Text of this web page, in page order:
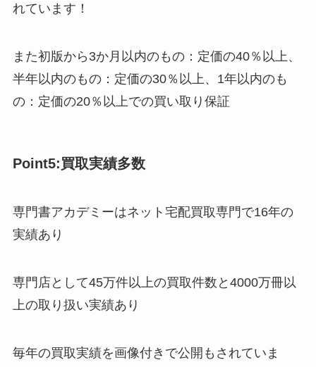
れています！
また初版から3か月以内のもの：定価の40％以上、
半年以内のもの：定価の30％以上、1年以内のも
の：定価の20％以上での買い取り保証
Point5:買取実績多数
専門書アカデミーはネット宅配買取専門で16年の
実績あり
専門店として45万件以上の買取件数と4000万冊以
上の取り扱い実績あり
毎年の買取実績を画像付きで公開もされていま